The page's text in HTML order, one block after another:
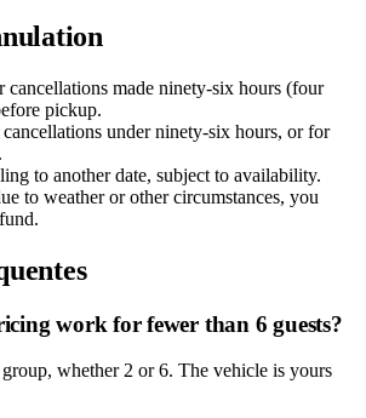
cancellations made ninety-six hours (four
pickup.
under ninety-six hours, or for
to another date, subject to availability.
to weather or other circumstances, you
work for fewer than 6 guests?
whether 2 or 6. The vehicle is yours